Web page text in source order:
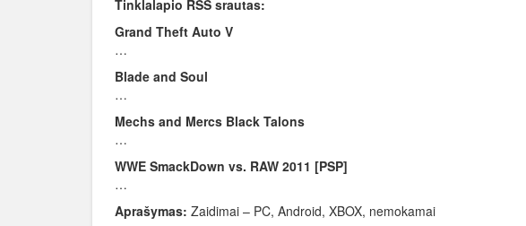
Tinklalapio RSS srautas:
Grand Theft Auto V
…
Blade and Soul
…
Mechs and Mercs Black Talons
…
WWE SmackDown vs. RAW 2011 [PSP]
…
Aprašymas: Zaidimai – PC, Android, XBOX, nemokamai